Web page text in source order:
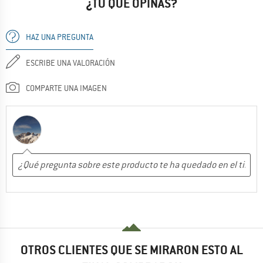
HAZ UNA PREGUNTA
ESCRIBE UNA VALORACIÓN
COMPARTE UNA IMAGEN
OTROS CLIENTES QUE SE MIRARON ESTO AL